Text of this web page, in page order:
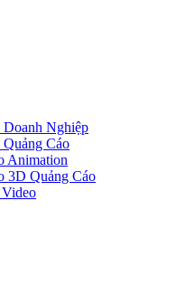
Doanh Nghiệp
Cáo
Animation
3D Quảng Cáo